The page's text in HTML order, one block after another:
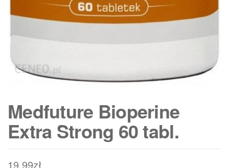
Medfuture Bioperine
Extra Strong 60 tabl.
19,99zł